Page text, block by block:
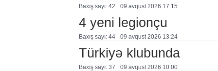
Baxış sayı: 42 09 avqust 2026 17:15
4 yeni legionçu
Baxış sayı: 44 09 avqust 2026 13:24
Türkiyə klubunda
Baxış sayı: 37 09 avqust 2026 10:00